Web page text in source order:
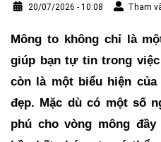
20/07/2026 - 10:08 Tham
Mông to không chỉ là
giúp bạn tự tin trong
còn là một biểu hiện của
đẹp. Mặc dù có một số
phú cho vòng mông